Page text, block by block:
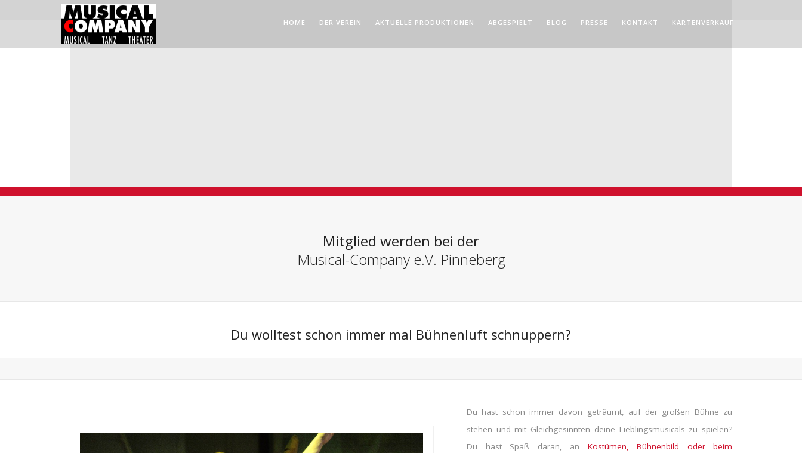
HOME DER VEREIN AKTUELLE PRODUKTIONEN ABGESPIELT BLOG PRESSE KONTAKT KARTENVERKAUF
Mitglied werden bei der
Musical-Company e.V. Pinneberg
Du wolltest schon immer mal Bühnenluft schnuppern?
Du hast schon immer davon geträumt, auf der großen Bühne zu
stehen und mit Gleichgesinnten deine Lieblingsmusicals zu spielen?
Du hast Spaß daran, an Kostümen, Bühnenbild oder beim